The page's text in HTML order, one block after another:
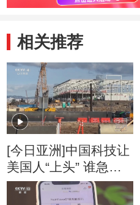
相关推荐
[今日亚洲]中国科技让
美国人“上头” 谁急
了？